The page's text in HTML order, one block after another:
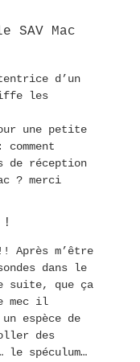
SAV Mac
d’un
les
une petite
de réception
? merci
!
Après m’être
dans le
suite, que ça
mec il
espèce de
des
le spéculum…